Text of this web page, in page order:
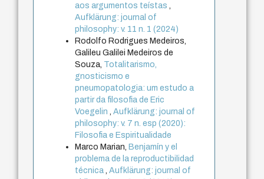
aos argumentos teístas
Aufklärung: journal of
philosophy: v. 11 n. 1 (2024)
Rodolfo Rodrigues Medeiros,
Galileu Galilei Medeiros de
Souza, Totalitarismo,
gnosticismo e
pneumopatologia: um estudo a
partir da filosofia de Eric
Voegelin
,Aufklärung: journal of
philosophy: v. 7 n. esp (2020):
Filosofia e Espiritualidade
Marco Marian, Benjamín y el
problema de la reproductibilidad
técnica ,Aufklärung: journal of